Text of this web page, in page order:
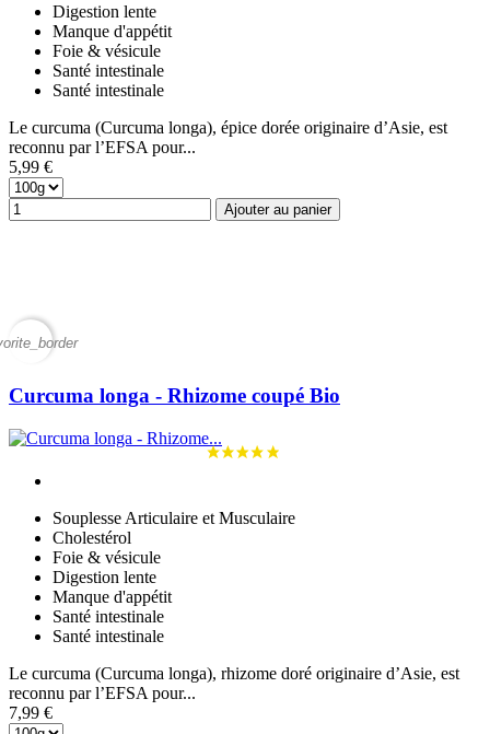
Digestion lente
Manque d'appétit
Foie & vésicule
Santé intestinale
Santé intestinale
Le curcuma (Curcuma longa), épice dorée originaire d’Asie, est
reconnu par l’EFSA pour...
5,99 €
Ajouter au panier
Curcuma longa - Rhizome coupé Bio
Souplesse Articulaire et Musculaire
Cholestérol
Foie & vésicule
Digestion lente
Manque d'appétit
Santé intestinale
Santé intestinale
Le curcuma (Curcuma longa), rhizome doré originaire d’Asie, est
reconnu par l’EFSA pour...
7,99 €